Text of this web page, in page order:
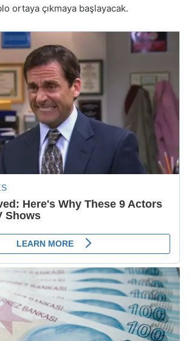
ortaya çıkmaya başlayacak.